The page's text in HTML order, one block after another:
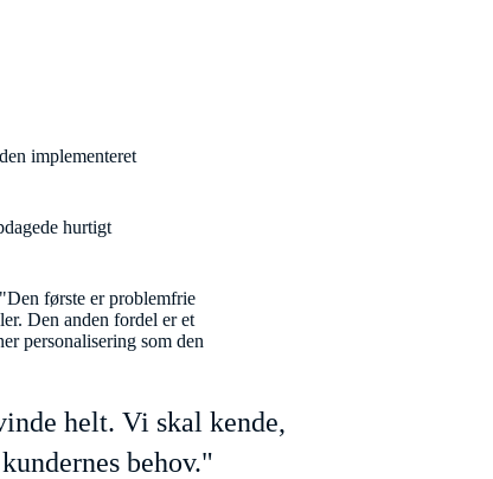
implementeret
hurtigt
første er problemfrie
Den anden fordel er et
personalisering som den
helt. Vi skal kende,
behov."